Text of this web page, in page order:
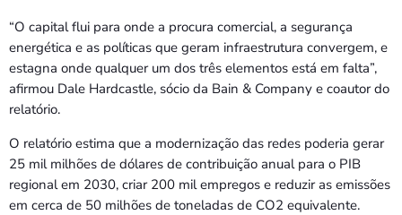
“O capital flui para onde a procura comercial, a segurança
energética e as políticas que geram infraestrutura convergem, e
estagna onde qualquer um dos três elementos está em falta”,
afirmou Dale Hardcastle, sócio da Bain & Company e coautor do
relatório.
O relatório estima que a modernização das redes poderia gerar
25 mil milhões de dólares de contribuição anual para o PIB
regional em 2030, criar 200 mil empregos e reduzir as emissões
em cerca de 50 milhões de toneladas de CO2 equivalente.